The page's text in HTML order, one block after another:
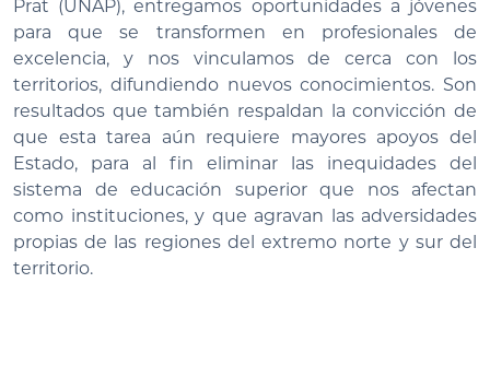
Prat (UNAP), entregamos oportunidades a jóvenes
para que se transformen en profesionales de
excelencia, y nos vinculamos de cerca con los
territorios, difundiendo nuevos conocimientos. Son
resultados que también respaldan la convicción de
que esta tarea aún requiere mayores apoyos del
Estado, para al fin eliminar las inequidades del
sistema de educación superior que nos afectan
como instituciones, y que agravan las adversidades
propias de las regiones del extremo norte y sur del
territorio.